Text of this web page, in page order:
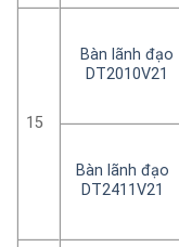
15
Bàn lãnh đạo
DT2010V21
Bàn lãnh đạo
DT2411V21